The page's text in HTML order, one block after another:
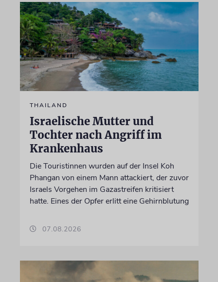
THAILAND
Israelische Mutter und
Tochter nach Angriff im
Krankenhaus
Die Touristinnen wurden auf der Insel Koh
Phangan von einem Mann attackiert, der zuvor
Israels Vorgehen im Gazastreifen kritisiert
hatte. Eines der Opfer erlitt eine Gehirnblutung
07.08.2026